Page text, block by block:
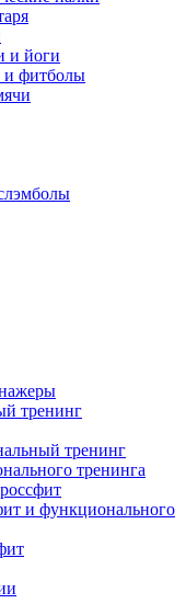
и йоги
и фитболы
тренинг
тренинг
тренинга
и функционального